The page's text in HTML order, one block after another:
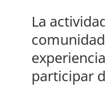
La
participar